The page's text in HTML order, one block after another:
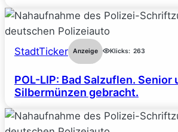
StadtTicker Anzeige Klicks: 263
POL-LIP: Bad Salzuflen. Senior
Silbermünzen gebracht.